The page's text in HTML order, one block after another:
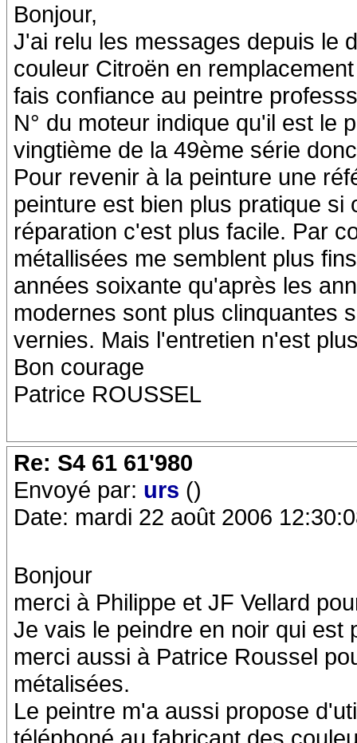
Bonjour,
J'ai relu les messages depuis le
couleur Citroën en
fais confiance au peintre
N° du moteur indique qu'il est le
vingtième de la 49ème série
Pour revenir à la peinture une
peinture est bien plus pratique
réparation c'est plus facile. Par
métallisées me semblent plus
années soixante qu'après les
modernes sont plus clinquantes
vernies. Mais l'entretien n'est
Bon courage
Patrice ROUSSEL
Re: S4 61 61'980
Envoyé par: urs ()
Date: mardi 22 août 2006
Bonjour
merci à Philippe et JF Vellard
Je vais le peindre en noir qui est
merci aussi à Patrice Roussel
métalisées.
Le peintre m'a aussi propose